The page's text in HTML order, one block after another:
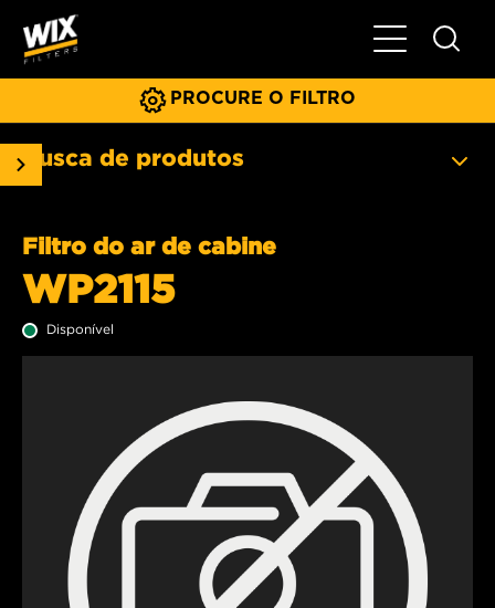
Menu
PROCURE O FILTRO
Busca de produtos
Filtro do ar de cabine
WP2115
Disponível